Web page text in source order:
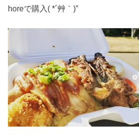
horeで購入( *´艸｀)”